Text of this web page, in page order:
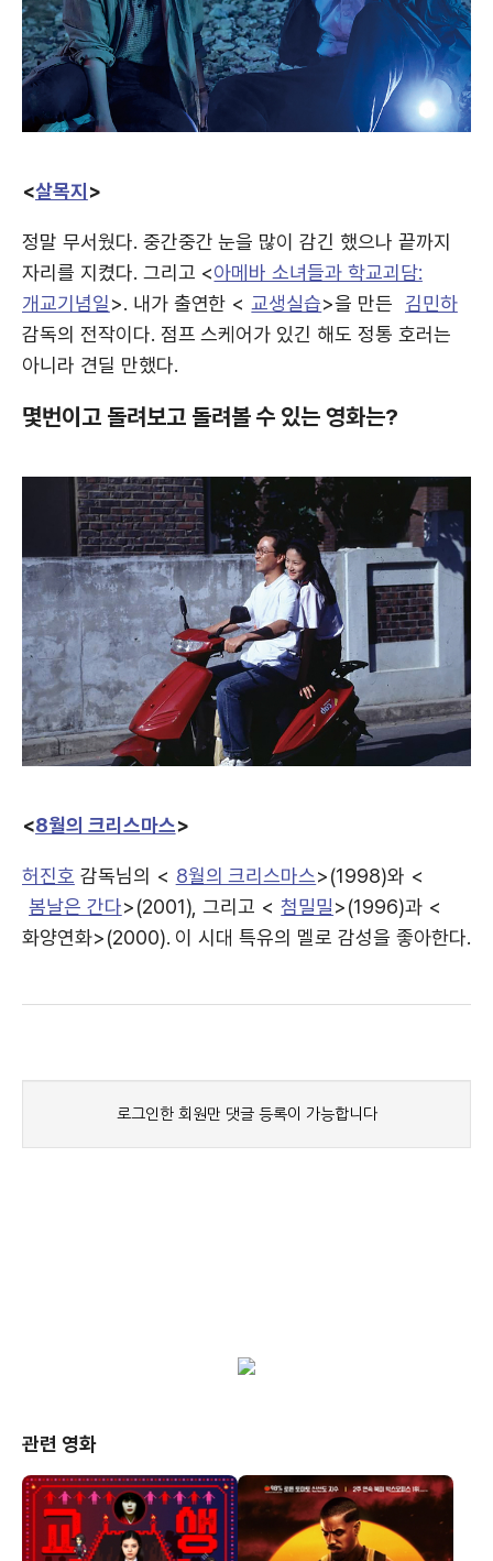
<살목지 >
정말 무서웠다. 중간중간 눈을 많이 감긴 했으나 끝까지
자리를 지켰다. 그리고 <아메바 소녀들과 학교괴담:
개교기념일>. 내가 출연한 < 교생실습>을 만든
김민하
감독의 전작이다. 점프 스케어가 있긴 해도 정통 호러는
아니라 견딜 만했다.
몇번이고 돌려보고 돌려볼 수 있는 영화는?
<8월의 크리스마스>
허진호 감독님의 < 8월의 크리스마스>(1998)와 <
봄날은 간다>(2001), 그리고 < 첨밀밀>(1996)과 <
화양연화>(2000). 이 시대 특유의 멜로 감성을 좋아한다.
관련 영화